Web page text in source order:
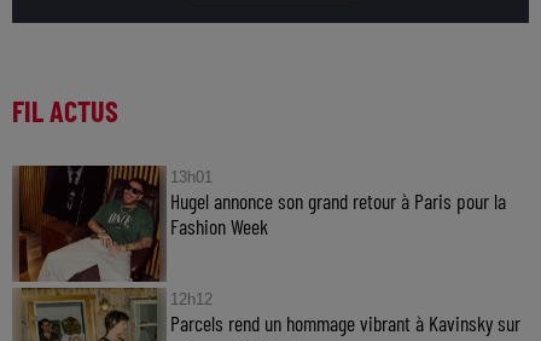
FIL ACTUS
13h01
Hugel annonce son grand retour à Paris pour la
Fashion Week
12h12
Parcels rend un hommage vibrant à Kavinsky sur